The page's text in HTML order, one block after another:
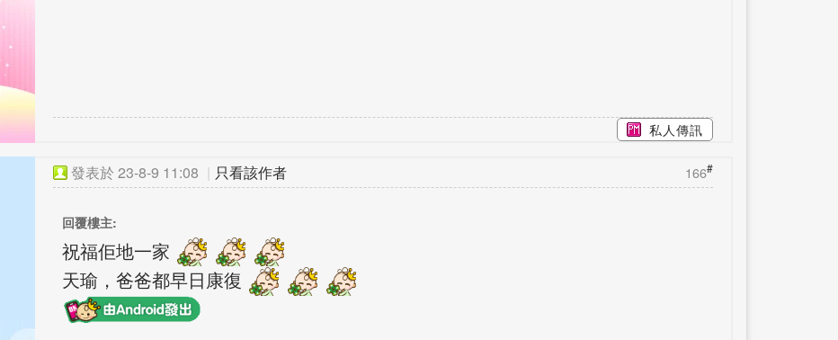
私人傳訊
166#
發表於 23-8-9 11:08 | 只看該作者
回覆樓主:
祝福佢地一家
天瑜，爸爸都早日康復